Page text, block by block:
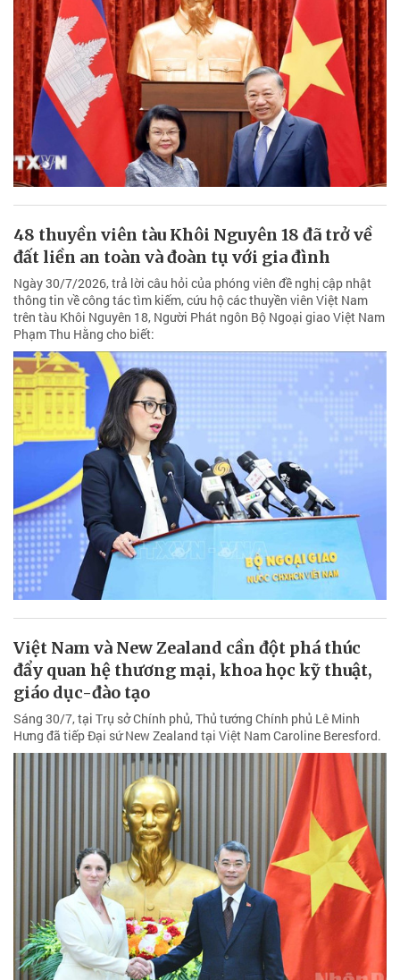
48 thuyền viên tàu Khôi Nguyên 18 đã trở về
đất liền an toàn và đoàn tụ với gia đình
Ngày 30/7/2026, trả lời câu hỏi của phóng viên đề nghị cập nhật
thông tin về công tác tìm kiếm, cứu hộ các thuyền viên Việt Nam
trên tàu Khôi Nguyên 18, Người Phát ngôn Bộ Ngoại giao Việt Nam
Phạm Thu Hằng cho biết:
Việt Nam và New Zealand cần đột phá thúc
đẩy quan hệ thương mại, khoa học kỹ thuật,
giáo dục-đào tạo
Sáng 30/7, tại Trụ sở Chính phủ, Thủ tướng Chính phủ Lê Minh
Hưng đã tiếp Đại sứ New Zealand tại Việt Nam Caroline Beresford.